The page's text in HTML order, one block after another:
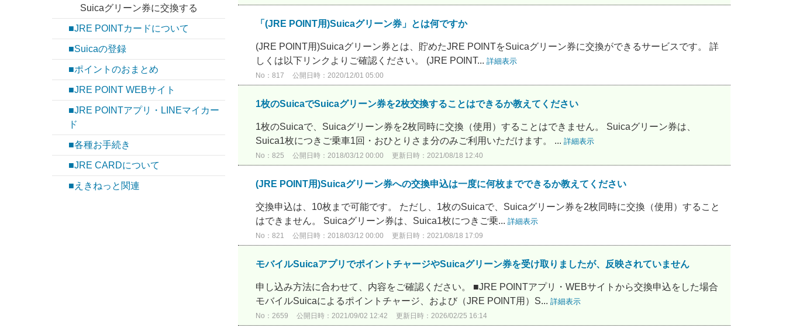
Suicaグリーン券に交換する
■JRE POINTカードについて
■Suicaの登録
■ポイントのおまとめ
■JRE POINT WEBサイト
■JRE POINTアプリ・LINEマイカー
ド
■各種お手続き
■JRE CARDについて
■えきねっと関連
「(JRE POINT用)Suicaグリーン券」とは何ですか
(JRE POINT用)Suicaグリーン券とは、貯めたJRE POINTをSuicaグリーン券に交換ができるサービスです。 詳
しくは以下リンクよりご確認ください。 (JRE POINT... 詳細表示
No：817 公開日時：2020/12/01 05:00
1枚のSuicaでSuicaグリーン券を2枚交換することはできるか教えてください
1枚のSuicaで、Suicaグリーン券を2枚同時に交換（使用）することはできません。 Suicaグリーン券は、
Suica1枚につきご乗車1回・おひとりさま分のみご利用いただけます。 ... 詳細表示
No：825 公開日時：2018/03/12 00:00 更新日時：2021/08/18 12:40
(JRE POINT用)Suicaグリーン券への交換申込は一度に何枚までできるか教えてください
交換申込は、10枚まで可能です。 ただし、1枚のSuicaで、Suicaグリーン券を2枚同時に交換（使用）すること
はできません。 Suicaグリーン券は、Suica1枚につきご乗... 詳細表示
No：821 公開日時：2018/03/12 00:00 更新日時：2021/08/18 17:09
モバイルSuicaアプリでポイントチャージやSuicaグリーン券を受け取りましたが、反映されていません
申し込み方法に合わせて、内容をご確認ください。 ■JRE POINTアプリ・WEBサイトから交換申込をした場合
モバイルSuicaによるポイントチャージ、および（JRE POINT用）S... 詳細表示
No：2659 公開日時：2021/09/02 12:42 更新日時：2026/02/25 16:14